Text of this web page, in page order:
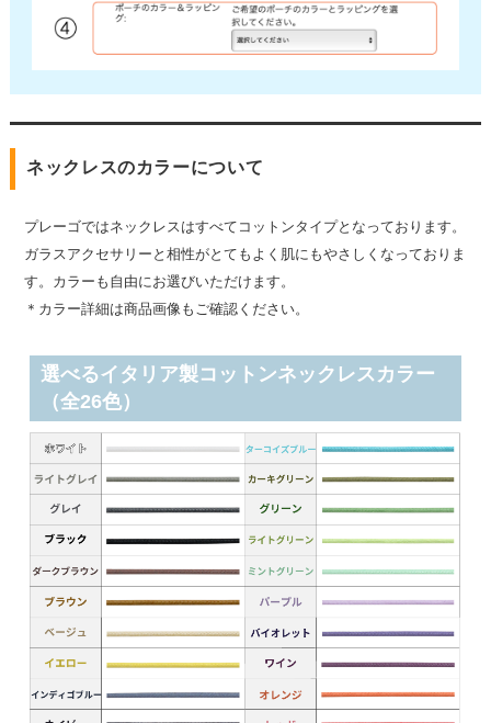
ネックレスのカラーについて
プレーゴではネックレスはすべてコットンタイプとなっております。
ガラスアクセサリーと相性がとてもよく肌にもやさしくなっておりま
す。カラーも自由にお選びいただけます。
＊カラー詳細は商品画像もご確認ください。
選べるイタリア製コットンネックレスカラー
（全26色）